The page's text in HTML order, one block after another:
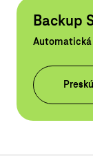
Backup
Automatická